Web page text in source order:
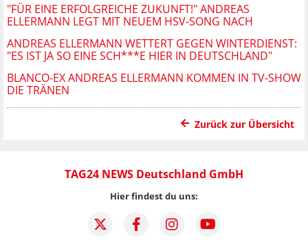
"FÜR EINE ERFOLGREICHE ZUKUNFT!" ANDREAS
ELLERMANN LEGT MIT NEUEM HSV-SONG NACH
ANDREAS ELLERMANN WETTERT GEGEN WINTERDIENST:
"ES IST JA SO EINE SCH***E HIER IN DEUTSCHLAND"
BLANCO-EX ANDREAS ELLERMANN KOMMEN IN TV-SHOW
DIE TRÄNEN
Zurück zur Übersicht
TAG24 NEWS Deutschland GmbH
Hier findest du uns: